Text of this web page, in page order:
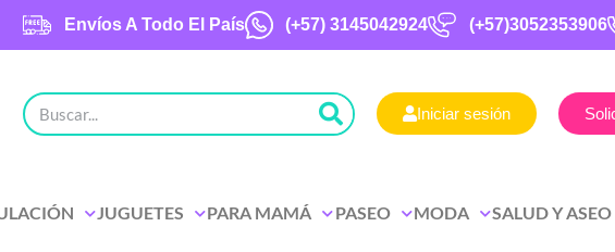
Envíos A Todo El País (+57) 3145042924 (+57)3052353906
Iniciar sesión
JUGUETES PARA MAMÁ PASEO MODA SALUD Y ASEO